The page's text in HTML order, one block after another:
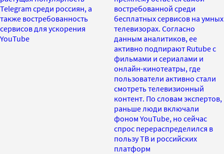
Telegram среди россиян, а
также востребованность
сервисов для ускорения
YouTube
востребованной среди
бесплатных сервисов на умных
телевизорах. Согласно
данным аналитиков, ее
активно подпирают Rutube с
фильмами и сериалами и
онлайн-кинотеатры, где
пользователи активно стали
смотреть телевизионный
контент. По словам экспертов,
раньше люди включали
фоном YouTube, но сейчас
спрос перераспределился в
пользу ТВ и российских
платформ